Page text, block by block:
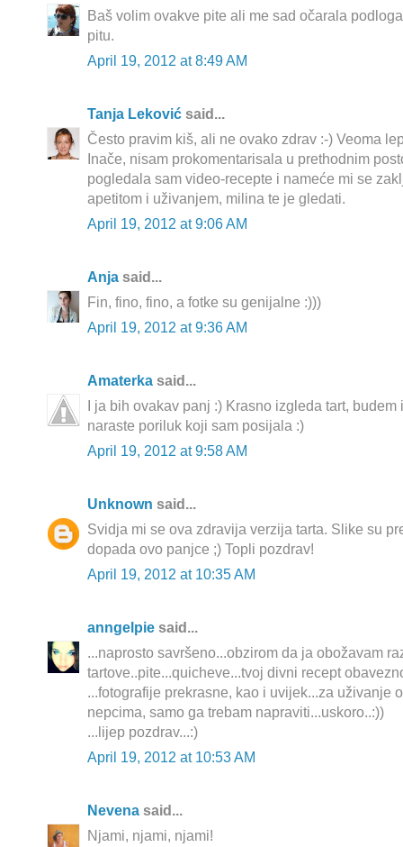
Baš volim ovakve pite ali me sad očarala
pitu.
April 19, 2012 at 8:49 AM
Tanja Leković said...
Često pravim kiš, ali ne ovako zdrav :-) Veoma
Inače, nisam prokomentarisala u prethodnim
pogledala sam video-recepte i nameće mi se
apetitom i uživanjem, milina te je gledati.
April 19, 2012 at 9:06 AM
Anja said...
Fin, fino, fino, a fotke su genijalne :)))
April 19, 2012 at 9:36 AM
Amaterka said...
I ja bih ovakav panj :) Krasno izgleda tart,
naraste poriluk koji sam posijala :)
April 19, 2012 at 9:58 AM
Unknown said...
Svidja mi se ova zdravija verzija tarta. Slike su
dopada ovo panjce ;) Topli pozdrav!
April 19, 2012 at 10:35 AM
anngelpie said...
...naprosto savršeno...obzirom da ja obožavam
tartove..pite...quicheve...tvoj divni recept
...fotografije prekrasne, kao i uvijek...za uživanje
nepcima, samo ga trebam napraviti...uskoro..:))
...lijep pozdrav...:)
April 19, 2012 at 10:53 AM
Nevena said...
Njami, njami, njami!